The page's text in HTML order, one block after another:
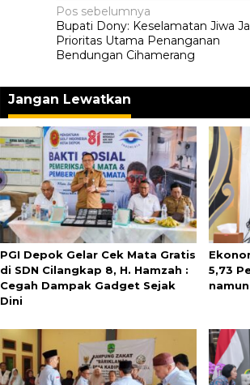
Navigasi
pos
Pos sebelumnya
‎Bupati Dony: Keselamatan Jiwa
Prioritas Utama Penanganan
Bendungan Cihamerang
Jangan Lewatkan
PGI Depok Gelar Cek Mata Gratis
di SDN Cilangkap 8, H. Hamzah :
Cegah Dampak Gadget Sejak
Dini
5,73